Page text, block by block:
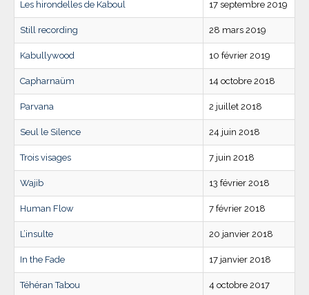
Les hirondelles de Kaboul 17 septembre 2019
Still recording 28 mars 2019
Kabullywood 10 février 2019
Capharnaüm 14 octobre 2018
Parvana 2 juillet 2018
Seul le Silence 24 juin 2018
Trois visages 7 juin 2018
Wajib 13 février 2018
Human Flow 7 février 2018
L’insulte 20 janvier 2018
In the Fade 17 janvier 2018
Téhéran Tabou 4 octobre 2017